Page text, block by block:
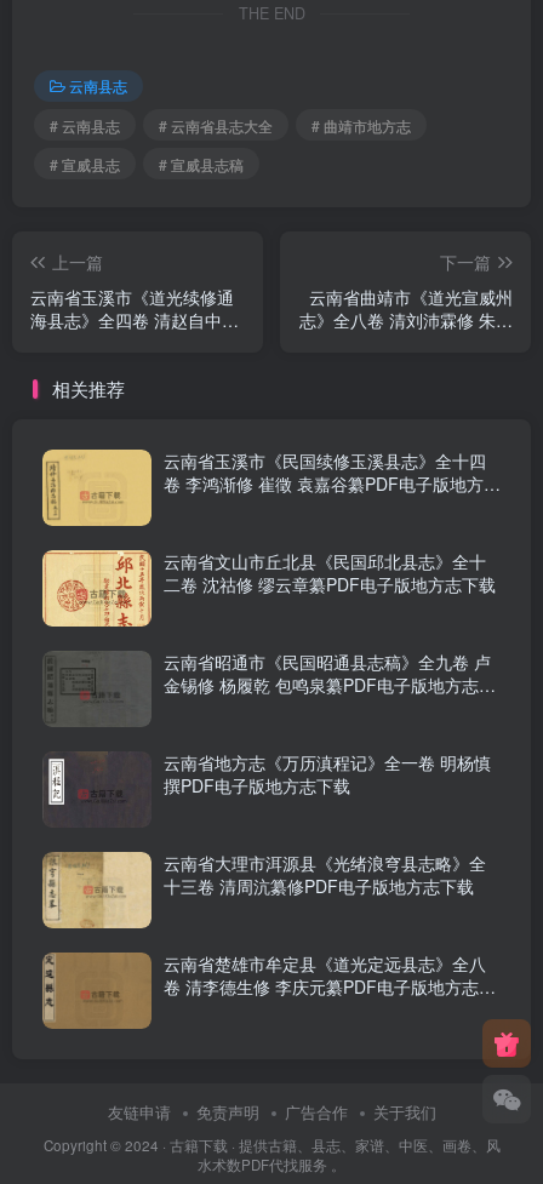
THE END
云南县志
# 云南县志
# 云南省县志大全
# 曲靖市地方志
# 宣威县志
# 宣威县志稿
上一篇
云南省玉溪市《道光续修通
海县志》全四卷 清赵自中纂
下一篇
云南省曲靖市《道光宣威州
志》全八卷 清刘沛霖修 朱光
相关推荐
云南省玉溪市《民国续修玉溪县志》全十四
卷 李鸿渐修 崔徵 袁嘉谷纂PDF电子版地方志
云南省文山市丘北县《民国邱北县志》全十
二卷 沈祜修 缪云章纂PDF电子版地方志下载
云南省昭通市《民国昭通县志稿》全九卷 卢
金锡修 杨履乾 包鸣泉纂PDF电子版地方志下
云南省地方志《万历滇程记》全一卷 明杨慎
撰PDF电子版地方志下载
云南省大理市洱源县《光绪浪穹县志略》全
十三卷 清周沆纂修PDF电子版地方志下载
云南省楚雄市牟定县《道光定远县志》全八
卷 清李德生修 李庆元纂PDF电子版地方志下
友链申请 免责声明 广告合作 关于我们
Copyright © 2024 · 古籍下载 · 提供古籍、县志、家谱、中医、画卷、风
水术数PDF代找服务 。